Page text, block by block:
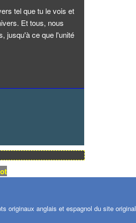
tel que tu le vois et
Et tous, nous
jusqu'à ce que l'unité
originaux anglais et espagnol du site original